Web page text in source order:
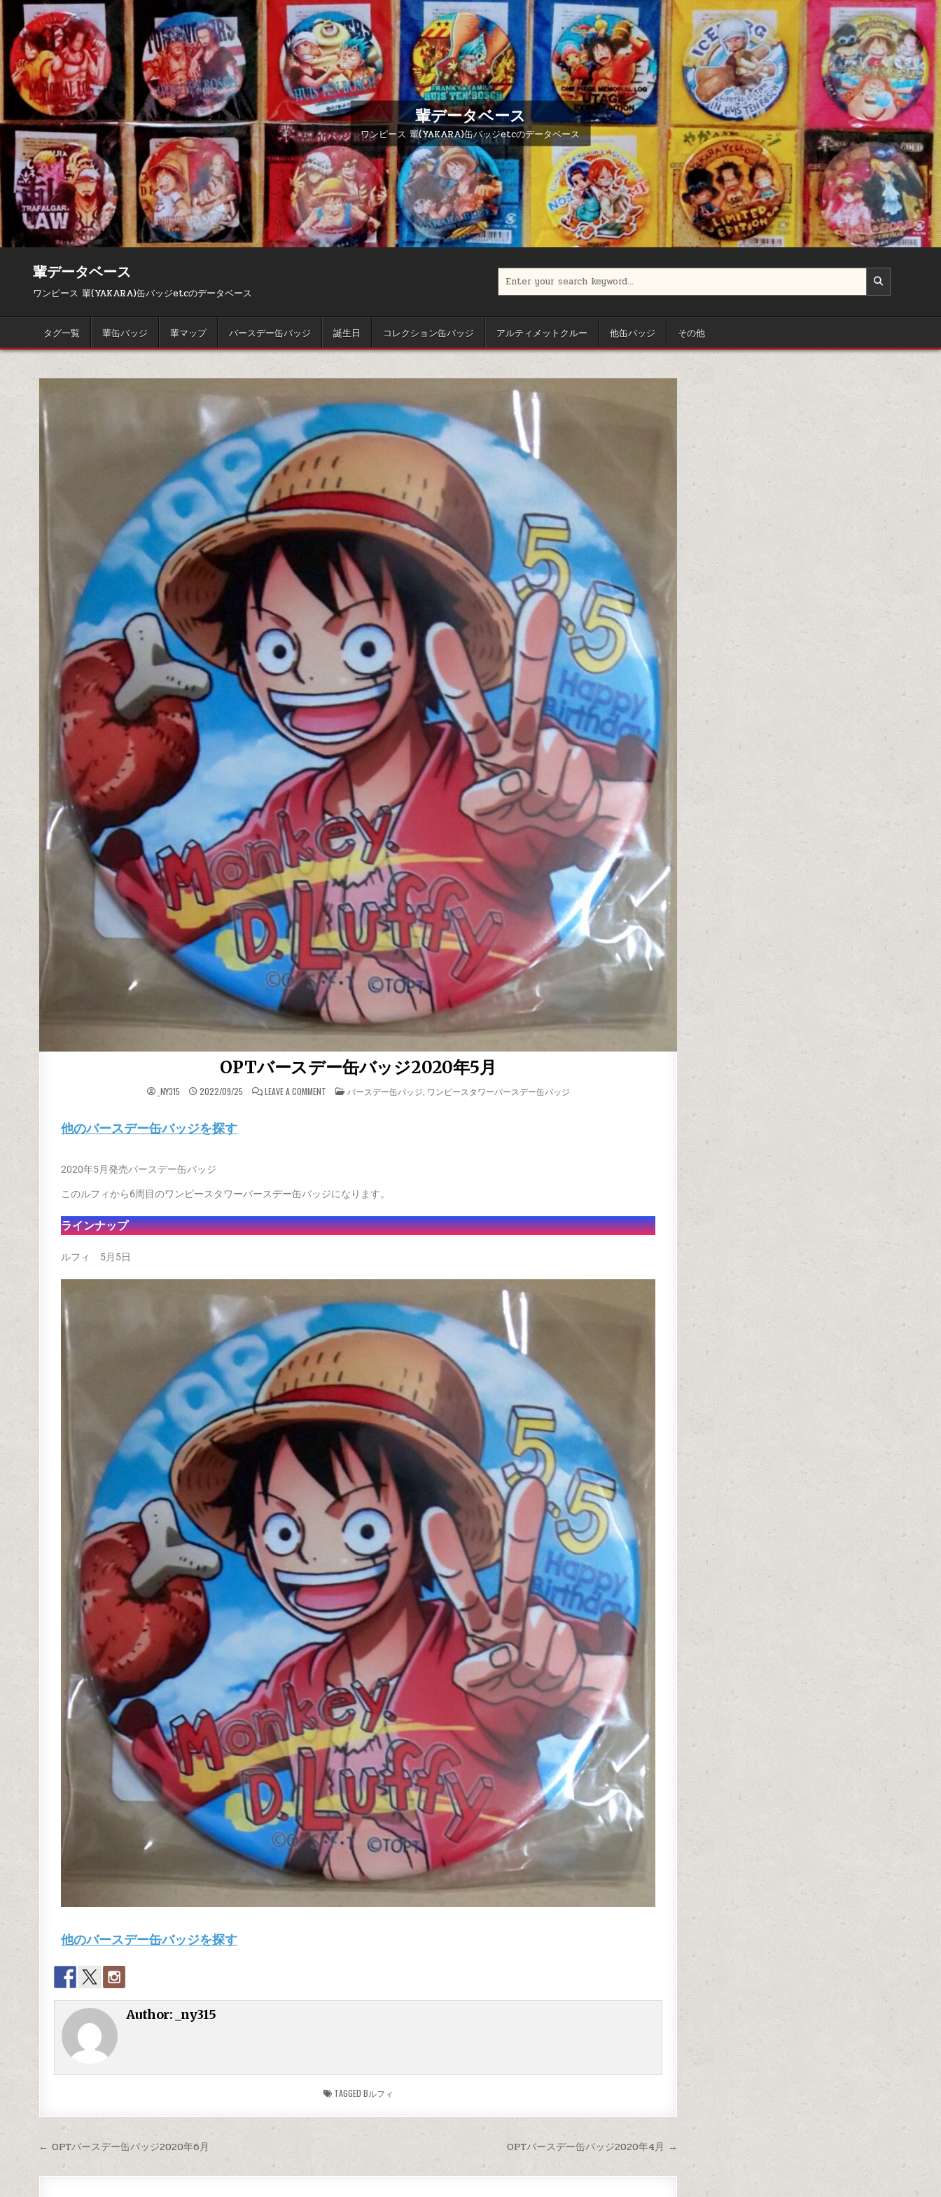
輩データベース
ワンピース 輩(YAKARA)缶バッジetcのデータベース
輩データベース
ワンピース 輩(YAKARA)缶バッジetcのデータベース
タグ一覧 輩缶バッジ 輩マップ バースデー缶バッジ 誕生日 コレクション缶バッジ アルティメットクルー 他缶バッジ その他
OPTバースデー缶バッジ2020年5月
_NY315 2022/09/25 LEAVE A COMMENTON OPTバースデー缶バッジ2020年5月
POSTED IN
バースデー缶バッジ ワンピースタワーバースデー缶バッジ
他のバースデー缶バッジを探す
2020年5月発売バースデー缶バッジ
このルフィから6周目のワンピースタワーバースデー缶バッジになります。
ラインナップ
ルフィ 5月5日
他のバースデー缶バッジを探す
Author: _ny315
TAGGED Bルフィ
OPTバースデー缶バッジ2020年4月 →
← OPTバースデー缶バッジ2020年6月